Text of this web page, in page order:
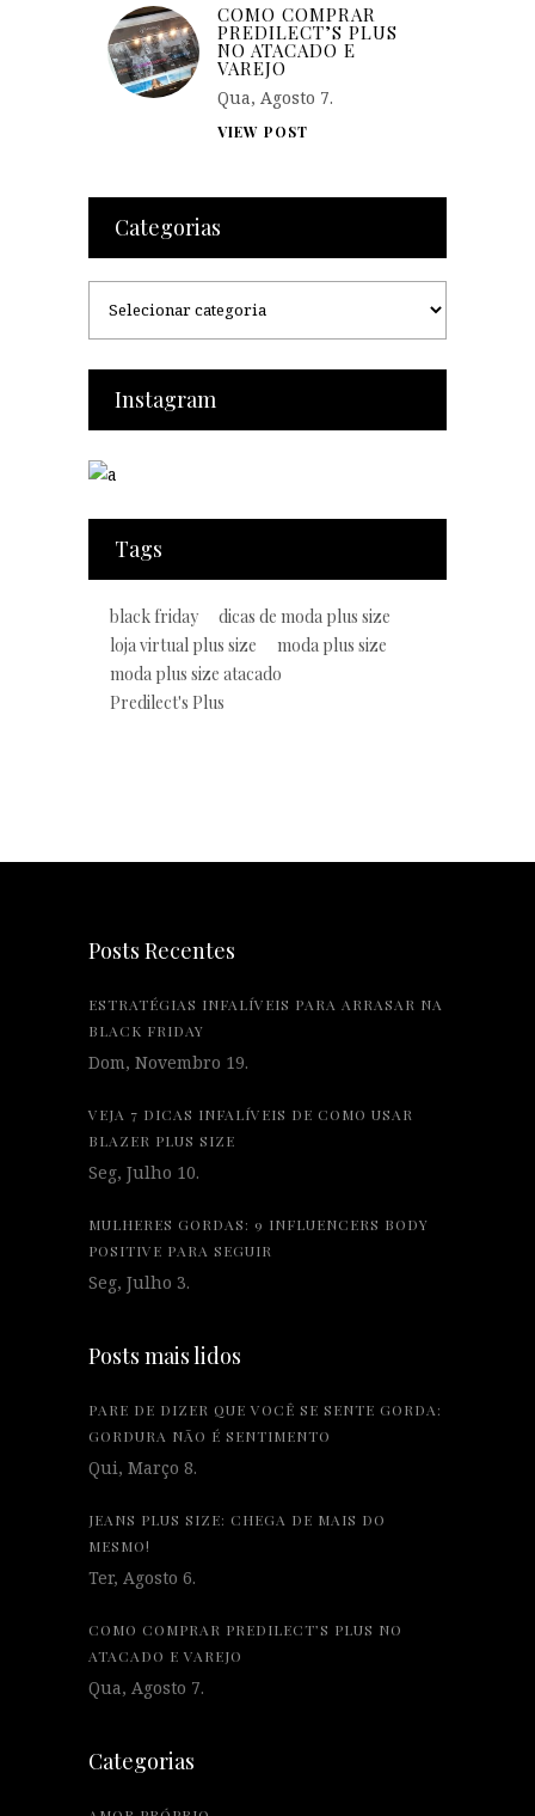
COMO COMPRAR
PREDILECT’S PLUS
NO ATACADO E
VAREJO
Qua, Agosto 7.
VIEW POST
Categorias
Categorias
Instagram
Tags
black friday
dicas de moda plus size
loja virtual plus size
moda plus size
moda plus size atacado
Predilect's Plus
Posts Recentes
ESTRATÉGIAS INFALÍVEIS PARA ARRASAR NA
BLACK FRIDAY
Dom, Novembro 19.
VEJA 7 DICAS INFALÍVEIS DE COMO USAR
BLAZER PLUS SIZE
Seg, Julho 10.
MULHERES GORDAS: 9 INFLUENCERS BODY
POSITIVE PARA SEGUIR
Seg, Julho 3.
Posts mais lidos
PARE DE DIZER QUE VOCÊ SE SENTE GORDA:
GORDURA NÃO É SENTIMENTO
Qui, Março 8.
JEANS PLUS SIZE: CHEGA DE MAIS DO
MESMO!
Ter, Agosto 6.
COMO COMPRAR PREDILECT’S PLUS NO
ATACADO E VAREJO
Qua, Agosto 7.
Categorias